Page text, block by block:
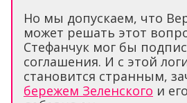
Но мы допускаем, что
может решать этот
Стефанчук мог бы
соглашения. И с этой
становится странным,
бережем Зеленского и